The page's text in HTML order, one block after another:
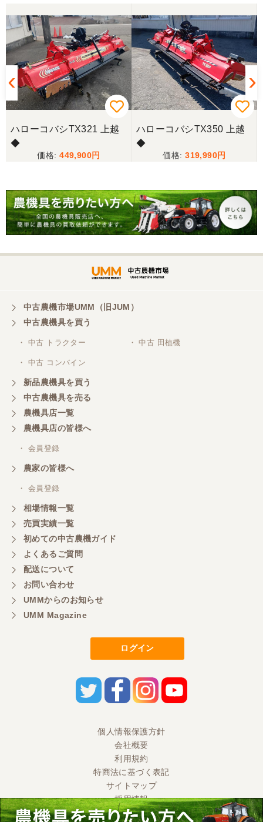
ハローコバシTX321 上越
◆
449,900
ハローコバシTX350 上越
◆
319,990
中古農機市場UMM（旧JUM）
中古農機具を買う
・ 中古 トラクター ・ 中古 田植機
・ 中古 コンバイン
新品農機具を買う
中古農機具を売る
農機具店一覧
農機具店の皆様へ
・ 会員登録
農家の皆様へ
・ 会員登録
相場情報一覧
売買実績一覧
初めての中古農機ガイド
よくあるご質問
配送について
お問い合わせ
UMMからのお知らせ
UMM Magazine
ログイン
個人情報保護方針
会社概要
利用規約
特商法に基づく表記
サイトマップ
採用情報